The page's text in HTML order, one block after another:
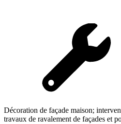
Décoration de façade maison;
travaux de ravalement de façades et